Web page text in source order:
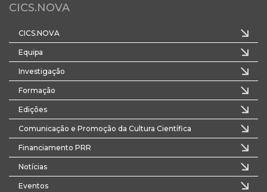
CICS.NOVA
CICS.NOVA
Equipa
Investigação
Formação
Edições
Comunicação e Promoção da Cultura Científica
Financiamento PRR
Notícias
Eventos